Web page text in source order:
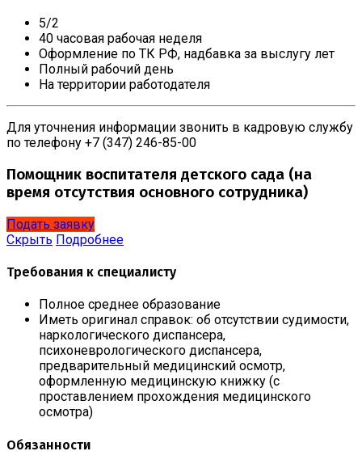
5/2
40 часовая рабочая неделя
Оформление по ТК РФ, надбавка за выслугу лет
Полный рабочий день
На территории работодателя
Для уточнения информации звонить в кадровую службу
по телефону +7 (347) 246-85-00
Помощник воспитателя детского сада (на
время отсутствия основного сотрудника)
Подать заявку
Скрыть Подробнее
Требования к специалисту
Полное среднее образование
Иметь оригинал справок: об отсутствии судимости,
наркологического диспансера,
психоневрологического диспансера,
предварительный медицинский осмотр,
оформленную медицинскую книжку (с
проставлением прохождения медицинского
осмотра)
Обязанности